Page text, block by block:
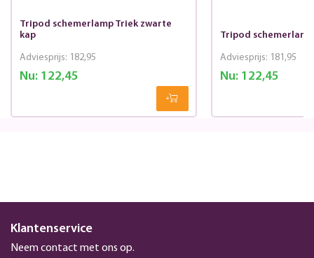
Tripod schemerlamp Triek zwarte
kap
Nu:122,45
Adviesprijs: 182,95
Tripod
Nu:122,45
Adviesprijs: 181,95
Klantenservice
Neem contact met ons op.